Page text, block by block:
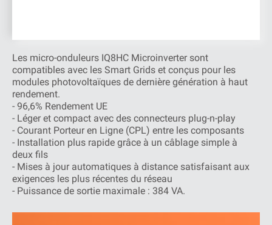
Les micro-onduleurs IQ8HC Microinverter sont
compatibles avec les Smart Grids et conçus pour les
modules photovoltaïques de dernière génération à haut
rendement.
- 96,6% Rendement UE
- Léger et compact avec des connecteurs plug-n-play
- Courant Porteur en Ligne (CPL) entre les composants
- Installation plus rapide grâce à un câblage simple à
deux fils
- Mises à jour automatiques à distance satisfaisant aux
exigences les plus récentes du réseau
- Puissance de sortie maximale : 384 VA.